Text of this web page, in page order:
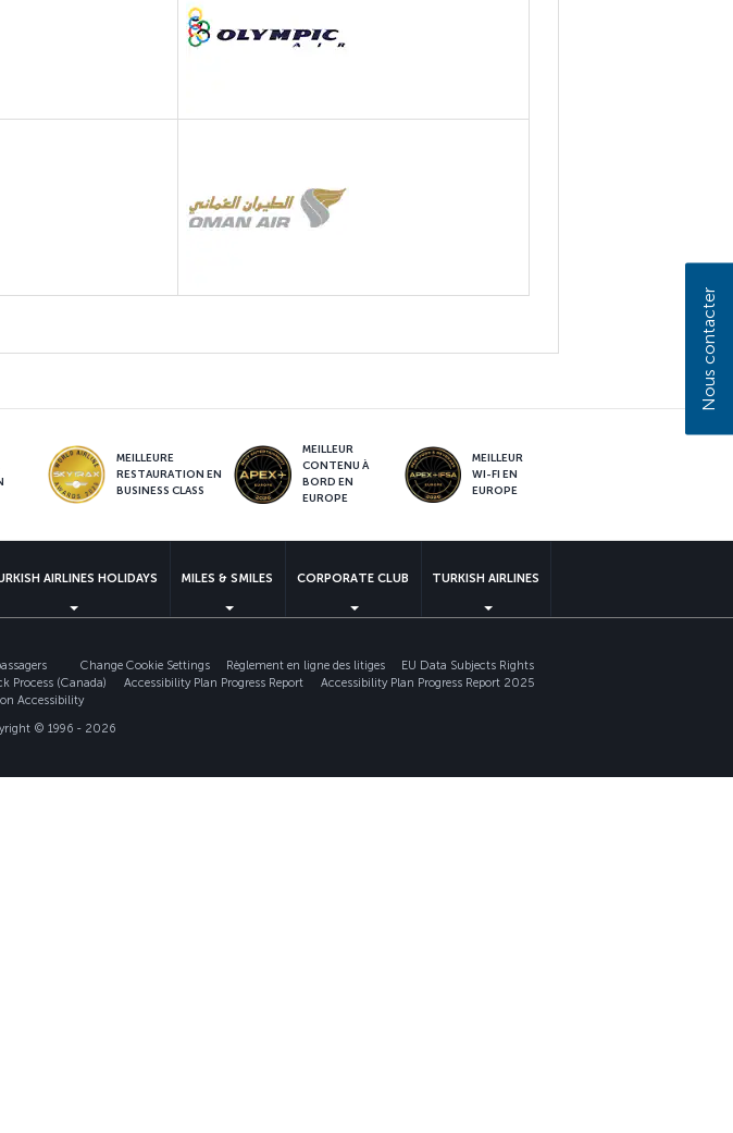
MEILLEURE
RESTAURATION EN
BUSINESS CLASS
MEILLEUR
CONTENU À
BORD EN
EUROPE
MEILLEUR
WI-FI EN
EUROPE
AIRLINES HOLIDAYS MILES & SMILES CORPORATE CLUB TURKISH AIRLINES
Change Cookie Settings Règlement en ligne des litiges
EU Data Subjects Rights
Process (Canada) Accessibility Plan Progress Report
Accessibility Plan Progress Report 2025
Accessibility
© 1996 - 2026
Nous contacter